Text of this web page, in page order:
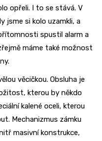
opřeli. I to se stává. V
jsme si kolo uzamkli, a
spustil alarm a
máme také možnost
věcičkou. Obsluha je
kterou by někdo
kalené oceli, kterou
Mechanizmus zámku
masivní konstrukce,